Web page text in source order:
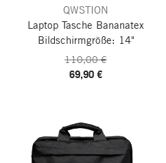
QWSTION
Laptop Tasche Bananatex
Bildschirmgröße: 14"
110,00 €
69,90 €